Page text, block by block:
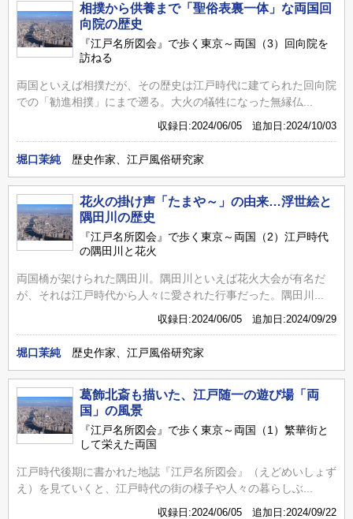
相撲から供養まで「聖俗表裏一体」な両国回
向院の歴史
『江戸名所図会』で歩く東京～両国（3）回向院を
訪ねる
両国といえば相撲だが、その歴史は江戸時代に建てられた回向院
での「勧進相撲」にまで遡る。大火の犠牲になった無縁仏...
収録日:2024/06/05 追加日:2024/10/03
堀口茉純 歴史作家、江戸風俗研究家
花火の掛け声「たまや～」の由来…浮世絵と
隅田川の歴史
『江戸名所図会』で歩く東京～両国（2）江戸時代
の隅田川と花火
両国橋が架けられた隅田川。隅田川といえば花火大会が有名だ
が、それは江戸時代から人々に愛された行事だった。隅田川...
収録日:2024/06/05 追加日:2024/09/29
堀口茉純 歴史作家、江戸風俗研究家
葛飾北斎も描いた、江戸随一の遊び場「両
国」の風景
『江戸名所図会』で歩く東京～両国（1）繁華街と
して栄えた両国
江戸時代後期に書かれた地誌『江戸名所図会』（えどめいしょず
え）を見ていくと、江戸時代の街の様子や人々の暮らしぶ...
収録日:2024/06/05 追加日:2024/09/22